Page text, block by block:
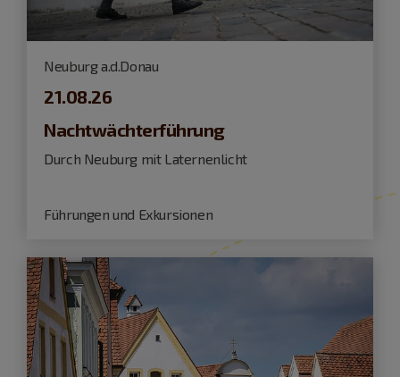
Neuburg a.d.Donau
21.08.26
Nachtwächterführung
Durch Neuburg mit Laternenlicht
Führungen und Exkursionen